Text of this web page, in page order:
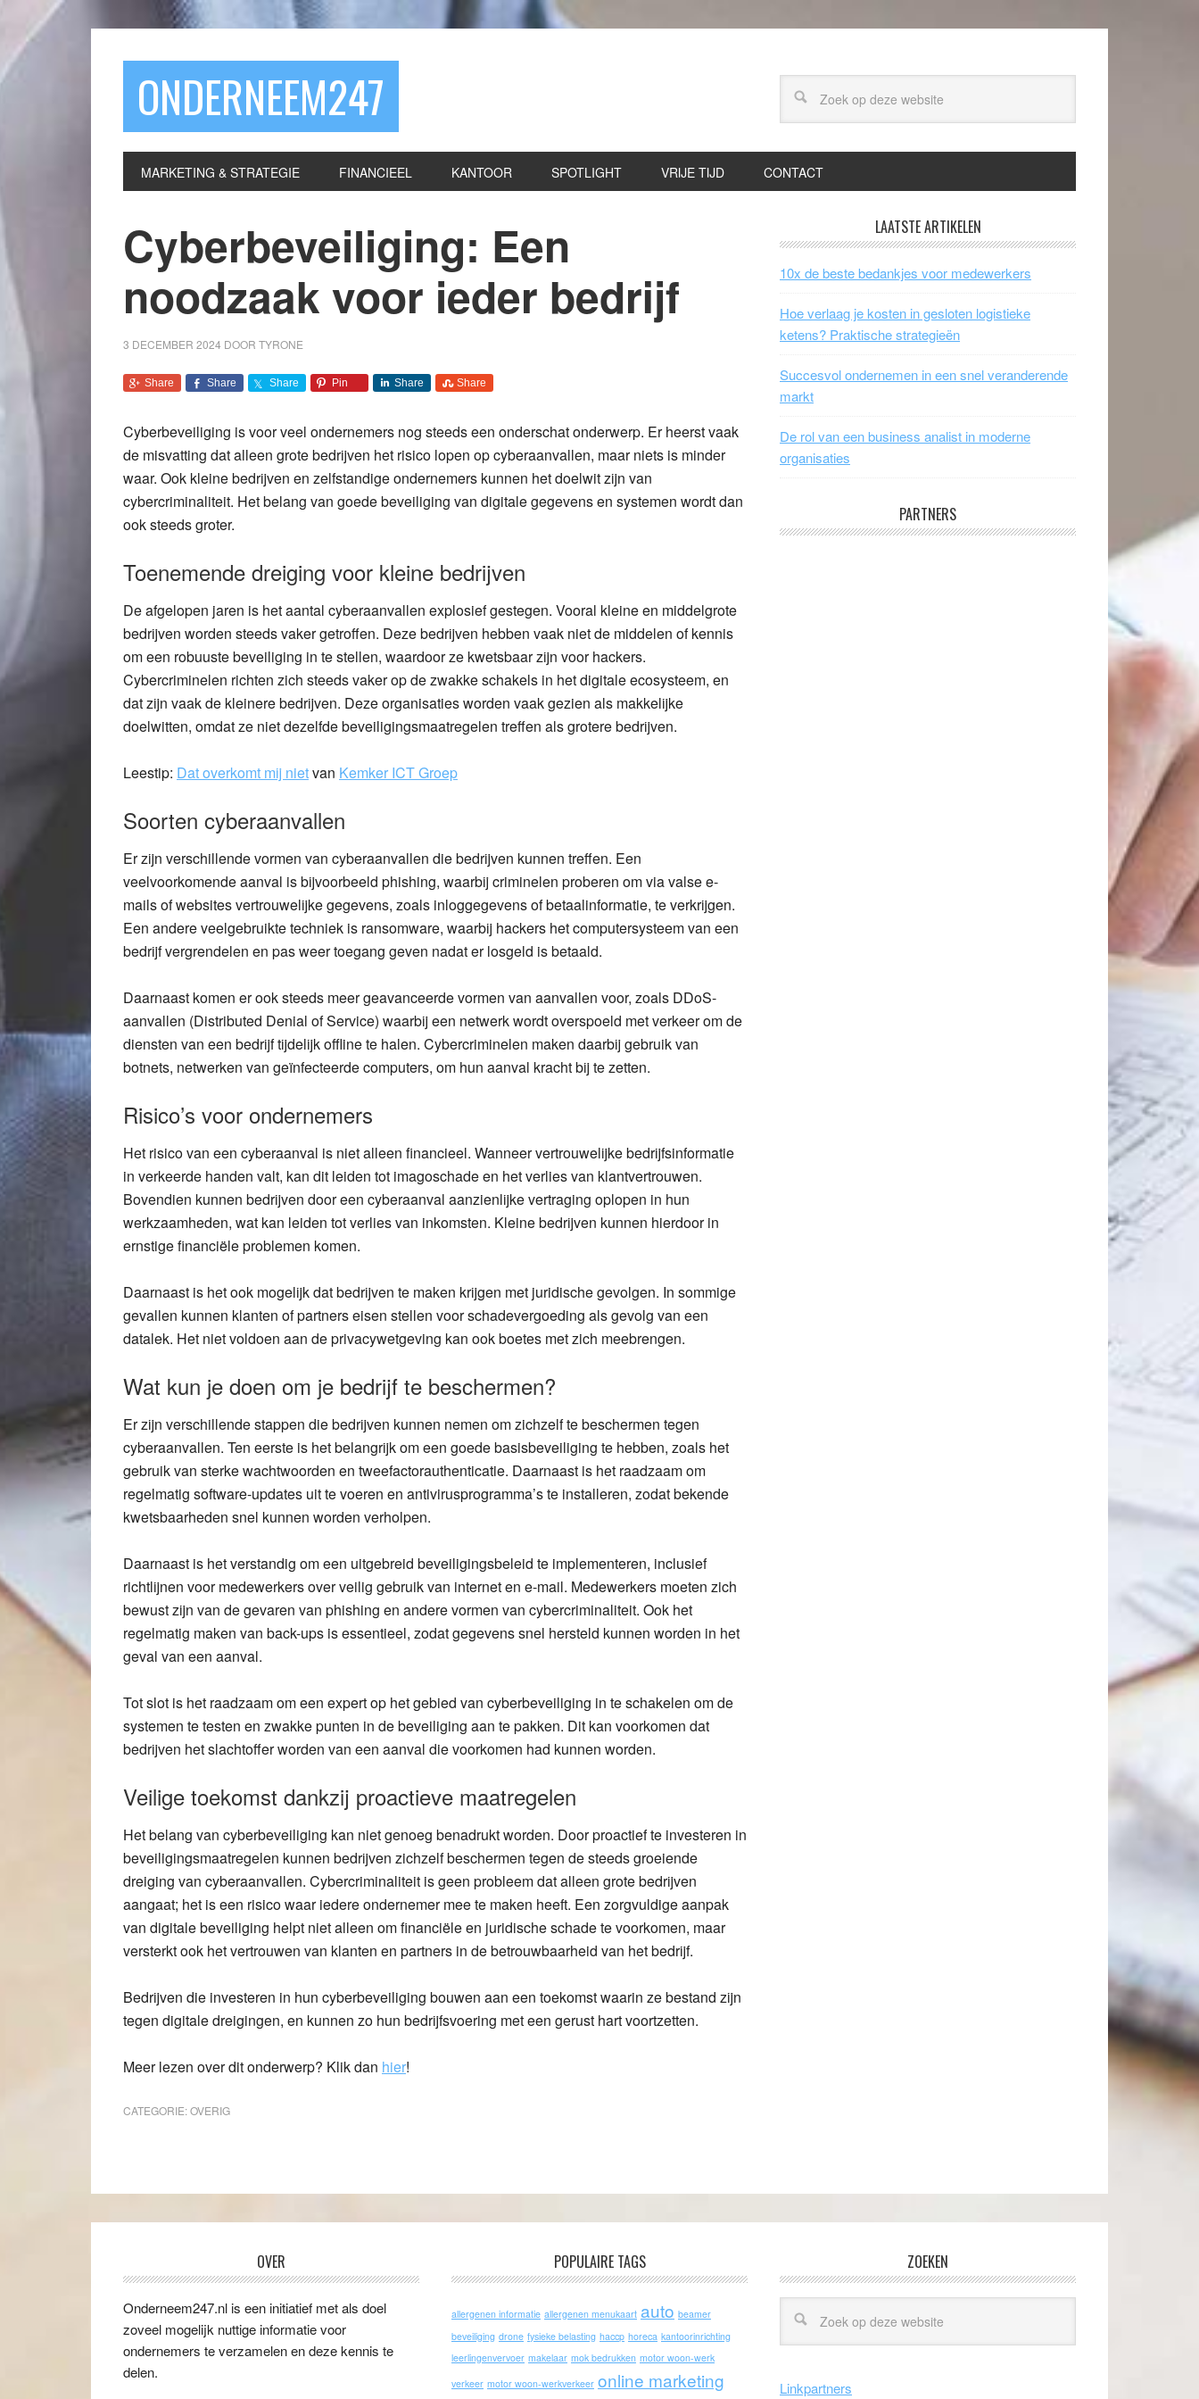
ONDERNEEM247
MARKETING & STRATEGIE FINANCIEEL KANTOOR SPOTLIGHT VRIJE TIJD CONTACT
Cyberbeveiliging: Een
noodzaak voor ieder bedrijf
3 DECEMBER 2024 DOOR TYRONE
Share Share Share Pin Share Share
Cyberbeveiliging is voor veel ondernemers nog steeds een onderschat onderwerp. Er heerst vaak
de misvatting dat alleen grote bedrijven het risico lopen op cyberaanvallen, maar niets is minder
waar. Ook kleine bedrijven en zelfstandige ondernemers kunnen het doelwit zijn van
cybercriminaliteit. Het belang van goede beveiliging van digitale gegevens en systemen wordt dan
ook steeds groter.
Toenemende dreiging voor kleine bedrijven
De afgelopen jaren is het aantal cyberaanvallen explosief gestegen. Vooral kleine en middelgrote
bedrijven worden steeds vaker getroffen. Deze bedrijven hebben vaak niet de middelen of kennis
om een robuuste beveiliging in te stellen, waardoor ze kwetsbaar zijn voor hackers.
Cybercriminelen richten zich steeds vaker op de zwakke schakels in het digitale ecosysteem, en
dat zijn vaak de kleinere bedrijven. Deze organisaties worden vaak gezien als makkelijke
doelwitten, omdat ze niet dezelfde beveiligingsmaatregelen treffen als grotere bedrijven.
Leestip: Dat overkomt mij nietvan Kemker ICT Groep
Soorten cyberaanvallen
Er zijn verschillende vormen van cyberaanvallen die bedrijven kunnen treffen. Een
veelvoorkomende aanval is bijvoorbeeld phishing, waarbij criminelen proberen om via valse e-
mails of websites vertrouwelijke gegevens, zoals inloggegevens of betaalinformatie, te verkrijgen.
Een andere veelgebruikte techniek is ransomware, waarbij hackers het computersysteem van een
bedrijf vergrendelen en pas weer toegang geven nadat er losgeld is betaald.
Daarnaast komen er ook steeds meer geavanceerde vormen van aanvallen voor, zoals DDoS-
aanvallen (Distributed Denial of Service) waarbij een netwerk wordt overspoeld met verkeer om de
diensten van een bedrijf tijdelijk offline te halen. Cybercriminelen maken daarbij gebruik van
botnets, netwerken van geïnfecteerde computers, om hun aanval kracht bij te zetten.
Risico’s voor ondernemers
Het risico van een cyberaanval is niet alleen financieel. Wanneer vertrouwelijke bedrijfsinformatie
in verkeerde handen valt, kan dit leiden tot imagoschade en het verlies van klantvertrouwen.
Bovendien kunnen bedrijven door een cyberaanval aanzienlijke vertraging oplopen in hun
werkzaamheden, wat kan leiden tot verlies van inkomsten. Kleine bedrijven kunnen hierdoor in
ernstige financiële problemen komen.
Daarnaast is het ook mogelijk dat bedrijven te maken krijgen met juridische gevolgen. In sommige
gevallen kunnen klanten of partners eisen stellen voor schadevergoeding als gevolg van een
datalek. Het niet voldoen aan de privacywetgeving kan ook boetes met zich meebrengen.
Wat kun je doen om je bedrijf te beschermen?
Er zijn verschillende stappen die bedrijven kunnen nemen om zichzelf te beschermen tegen
cyberaanvallen. Ten eerste is het belangrijk om een goede basisbeveiliging te hebben, zoals het
gebruik van sterke wachtwoorden en tweefactorauthenticatie. Daarnaast is het raadzaam om
regelmatig software-updates uit te voeren en antivirusprogramma’s te installeren, zodat bekende
kwetsbaarheden snel kunnen worden verholpen.
Daarnaast is het verstandig om een uitgebreid beveiligingsbeleid te implementeren, inclusief
richtlijnen voor medewerkers over veilig gebruik van internet en e-mail. Medewerkers moeten zich
bewust zijn van de gevaren van phishing en andere vormen van cybercriminaliteit. Ook het
regelmatig maken van back-ups is essentieel, zodat gegevens snel hersteld kunnen worden in het
geval van een aanval.
Tot slot is het raadzaam om een expert op het gebied van cyberbeveiliging in te schakelen om de
systemen te testen en zwakke punten in de beveiliging aan te pakken. Dit kan voorkomen dat
bedrijven het slachtoffer worden van een aanval die voorkomen had kunnen worden.
Veilige toekomst dankzij proactieve maatregelen
Het belang van cyberbeveiliging kan niet genoeg benadrukt worden. Door proactief te investeren in
beveiligingsmaatregelen kunnen bedrijven zichzelf beschermen tegen de steeds groeiende
dreiging van cyberaanvallen. Cybercriminaliteit is geen probleem dat alleen grote bedrijven
aangaat; het is een risico waar iedere ondernemer mee te maken heeft. Een zorgvuldige aanpak
van digitale beveiliging helpt niet alleen om financiële en juridische schade te voorkomen, maar
versterkt ook het vertrouwen van klanten en partners in de betrouwbaarheid van het bedrijf.
Bedrijven die investeren in hun cyberbeveiliging bouwen aan een toekomst waarin ze bestand zijn
tegen digitale dreigingen, en kunnen zo hun bedrijfsvoering met een gerust hart voortzetten.
Meer lezen over dit onderwerp? Klik dan hier!
CATEGORIE:OVERIG
LAATSTE ARTIKELEN
10x de beste bedankjes voor medewerkers
Hoe verlaag je kosten in gesloten logistieke
ketens? Praktische strategieën
Succesvol ondernemen in een snel veranderende
markt
De rol van een business analist in moderne
organisaties
PARTNERS
OVER
Onderneem247.nl is een initiatief met als doel
zoveel mogelijk nuttige informatie voor
ondernemers te verzamelen en deze kennis te
delen.
POPULAIRE TAGS
allergenen informatie allergenen menukaart auto beamer
beveiliging drone fysieke belasting haccp horeca kantoorinrichting
leerlingenvervoer makelaar mok bedrukken motor woon-werk
verkeer motor woon-werkverkeer online marketing
ZOEKEN
Linkpartners